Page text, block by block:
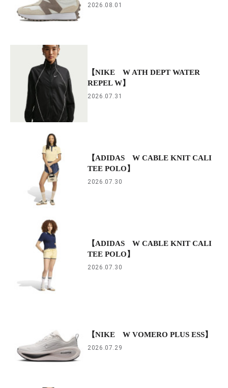
2026.08.01
【NIKE W ATH DEPT WATER
REPEL W】
2026.07.31
【ADIDAS W CABLE KNIT CALI
TEE POLO】
2026.07.30
【ADIDAS W CABLE KNIT CALI
TEE POLO】
2026.07.30
【NIKE W VOMERO PLUS ESS】
2026.07.29